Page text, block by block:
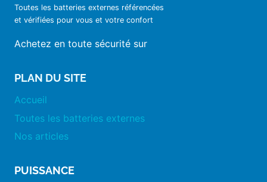
Toutes les batteries externes référencées
et vérifiées pour vous et votre confort
Achetez en toute sécurité sur
PLAN DU SITE
Accueil
Toutes les batteries externes
Nos articles
PUISSANCE